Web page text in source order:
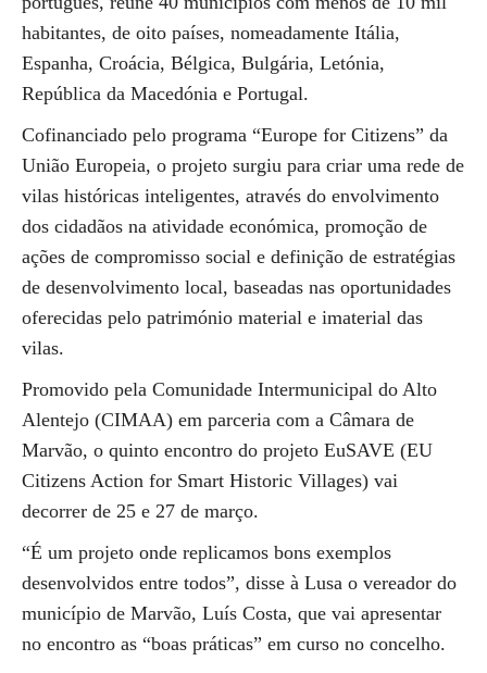
habitantes, de oito países, nomeadamente Itália,
Espanha, Croácia, Bélgica, Bulgária, Letónia,
República da Macedónia e Portugal.
Cofinanciado pelo programa “Europe for Citizens” da
União Europeia, o projeto surgiu para criar uma rede de
vilas históricas inteligentes, através do envolvimento
dos cidadãos na atividade económica, promoção de
ações de compromisso social e definição de estratégias
de desenvolvimento local, baseadas nas oportunidades
oferecidas pelo património material e imaterial das
vilas.
Promovido pela Comunidade Intermunicipal do Alto
Alentejo (CIMAA) em parceria com a Câmara de
Marvão, o quinto encontro do projeto EuSAVE (EU
Citizens Action for Smart Historic Villages) vai
decorrer de 25 e 27 de março.
“É um projeto onde replicamos bons exemplos
desenvolvidos entre todos”, disse à Lusa o vereador do
município de Marvão, Luís Costa, que vai apresentar
no encontro as “boas práticas” em curso no concelho.